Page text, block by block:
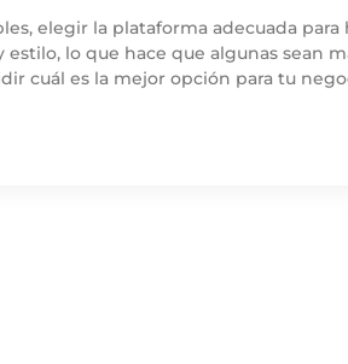
elegir la plataforma adecuada
lo que hace que algunas sean
cuál es la mejor opción para tu